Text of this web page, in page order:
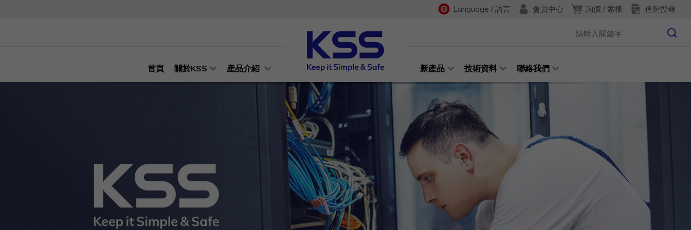
Language / 語言 會員中心 詢價 / 索樣 進階搜尋
首頁 關於KSS 產品介紹 新產品 技術資料 聯絡我們